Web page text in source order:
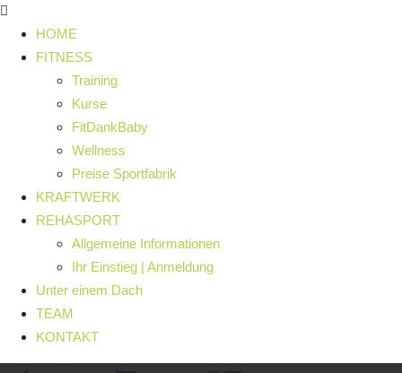
HOME
FITNESS
Training
Kurse
FitDankBaby
Wellness
Preise Sportfabrik
KRAFTWERK
REHASPORT
Allgemeine Informationen
Ihr Einstieg | Anmeldung
Unter einem Dach
TEAM
KONTAKT